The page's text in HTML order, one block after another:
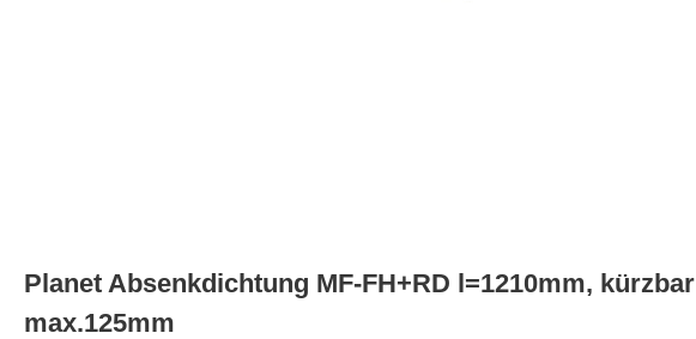
Planet Absenkdichtung MF-FH+RD l=1210mm, kürzbar
max.125mm